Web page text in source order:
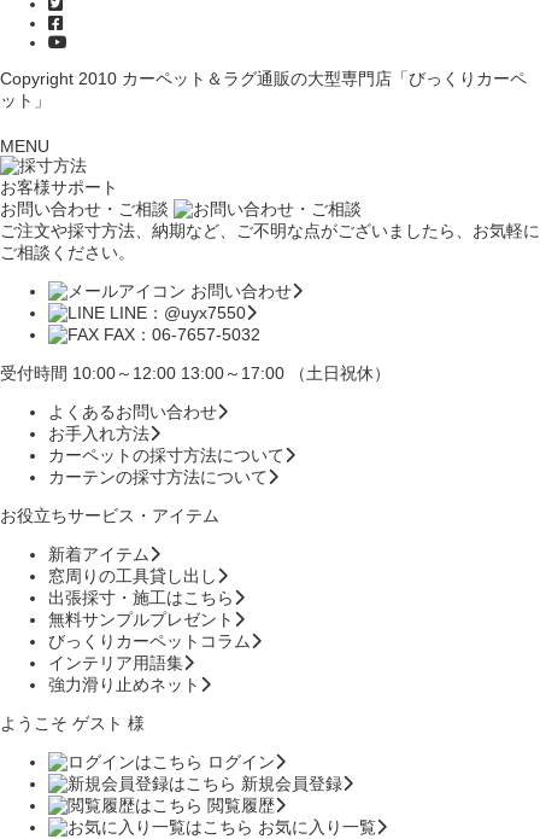
Copyright 2010 カーペット＆ラグ通販の大型専門店「びっくりカーペ
ット」
MENU
お客様サポート
お問い合わせ・ご相談
ご注文や採寸方法、納期など、ご不明な点がございましたら、お気軽に
ご相談ください。
お問い合わせ
LINE：@uyx7550
FAX：06-7657-5032
受付時間 10:00～12:00 13:00～17:00 （土日祝休）
よくあるお問い合わせ
お手入れ方法
カーペットの採寸方法について
カーテンの採寸方法について
お役立ちサービス・アイテム
新着アイテム
窓周りの工具貸し出し
出張採寸・施工はこちら
無料サンプルプレゼント
びっくりカーペットコラム
インテリア用語集
強力滑り止めネット
ようこそ ゲスト 様
ログイン
新規会員登録
閲覧履歴
お気に入り一覧